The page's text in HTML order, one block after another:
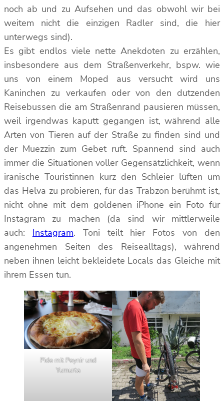
noch ab und zu Aufsehen und das obwohl wir bei
weitem nicht die einzigen Radler sind, die hier
unterwegs sind).
Es gibt endlos viele nette Anekdoten zu erzählen,
insbesondere aus dem Straßenverkehr, bspw. wie
uns von einem Moped aus versucht wird uns
Kaninchen zu verkaufen oder von den dutzenden
Reisebussen die am Straßenrand pausieren müssen,
weil irgendwas kaputt gegangen ist, während alle
Arten von Tieren auf der Straße zu finden sind und
der Muezzin zum Gebet ruft. Spannend sind auch
immer die Situationen voller Gegensätzlichkeit, wenn
iranische Touristinnen kurz den Schleier lüften um
das Helva zu probieren, für das Trabzon berühmt ist,
nicht ohne mit dem goldenen iPhone ein Foto für
Instagram zu machen (da sind wir mittlerweile
auch: Instagram. Toni teilt hier Fotos von den
angenehmen Seiten des Reisealltags), während
neben ihnen leicht bekleidete Locals das Gleiche mit
ihrem Essen tun.
Pide mit Peynir und
Yumurta